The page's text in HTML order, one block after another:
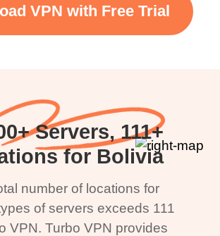
VPN with Free Trial
Servers, 111+
for Bolivia
number of locations for
of servers exceeds 111
VPN. Turbo VPN provides